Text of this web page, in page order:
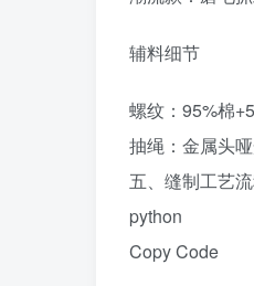
辅料细节‌
螺纹：95%棉
抽绳：金属头
五、缝制工艺
python
Copy Code